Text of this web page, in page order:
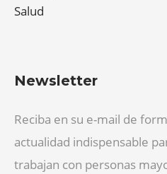
Salud
Newsletter
Reciba en su e-mail de
actualidad indispensable
trabajan con personas